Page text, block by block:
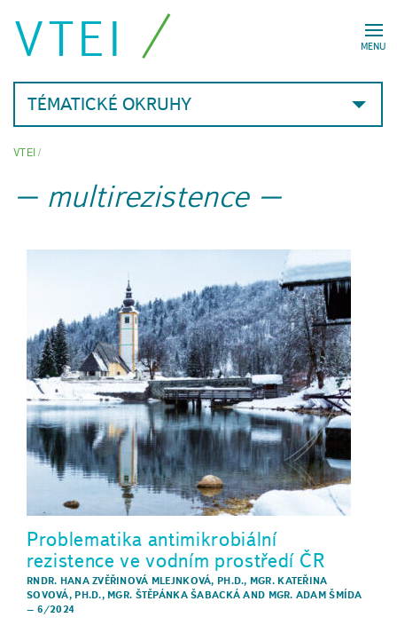
MENU
VTEI
TÉMATICKÉ OKRUHY
VTEI/
multirezistence
Problematika antimikrobiální
rezistence ve vodním prostředí ČR
RNDR. HANA ZVĚŘINOVÁ MLEJNKOVÁ, PH.D., MGR. KATEŘINA
SOVOVÁ, PH.D., MGR. ŠTĚPÁNKA ŠABACKÁ AND MGR. ADAM ŠMÍDA
– 6/2024